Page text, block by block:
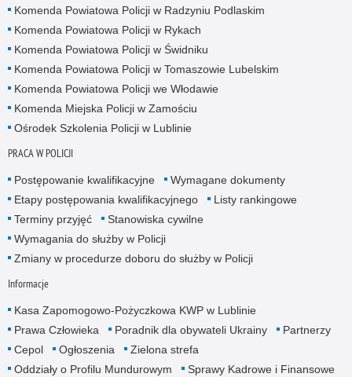
Komenda Powiatowa Policji w Radzyniu Podlaskim
Komenda Powiatowa Policji w Rykach
Komenda Powiatowa Policji w Świdniku
Komenda Powiatowa Policji w Tomaszowie Lubelskim
Komenda Powiatowa Policji we Włodawie
Komenda Miejska Policji w Zamościu
Ośrodek Szkolenia Policji w Lublinie
PRACA W POLICJI
Postępowanie kwalifikacyjne
Wymagane dokumenty
Etapy postępowania kwalifikacyjnego
Listy rankingowe
Terminy przyjęć
Stanowiska cywilne
Wymagania do służby w Policji
Zmiany w procedurze doboru do służby w Policji
Informacje
Kasa Zapomogowo-Pożyczkowa KWP w Lublinie
Prawa Człowieka
Poradnik dla obywateli Ukrainy
Partnerzy
Cepol
Ogłoszenia
Zielona strefa
Oddziały o Profilu Mundurowym
Sprawy Kadrowe i Finansowe